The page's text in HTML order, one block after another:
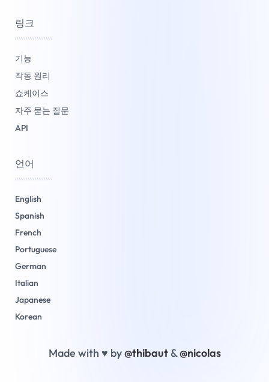
링크
/////////////////////
기능
작동 원리
쇼케이스
자주 묻는 질문
API
언어
/////////////////////
English
Spanish
French
Portuguese
German
Italian
Japanese
Korean
Made with ♥ by@thibaut&@nicolas